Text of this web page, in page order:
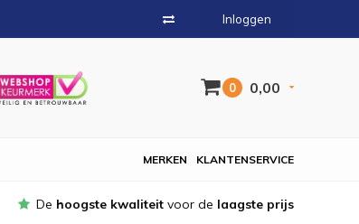
Inloggen
0 0,00
KLANTENSERVICE
MERKEN
De hoogste kwaliteit voor de laagste prijs